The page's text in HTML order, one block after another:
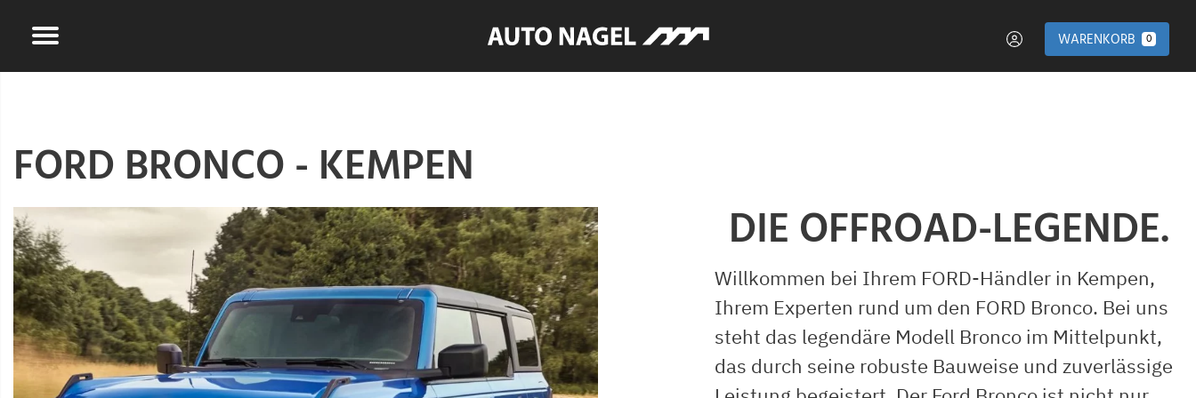
WARENKORB 0
FORD BRONCO - KEMPEN
DIE OFFROAD-LEGENDE.
Willkommen bei Ihrem FORD-Händler in Kempen,
Ihrem Experten rund um den FORD Bronco. Bei uns
steht das legendäre Modell Bronco im Mittelpunkt,
das durch seine robuste Bauweise und zuverlässige